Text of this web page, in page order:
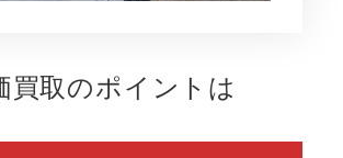
買取のポイントは